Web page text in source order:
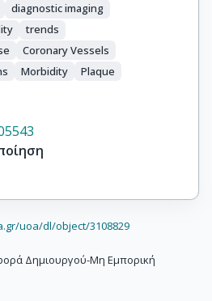
diagnostic imaging
trends
Coronary Vessels
Morbidity
Plaque
uoa/dl/object/3108829
Δημιουργού-Μη Εμπορική